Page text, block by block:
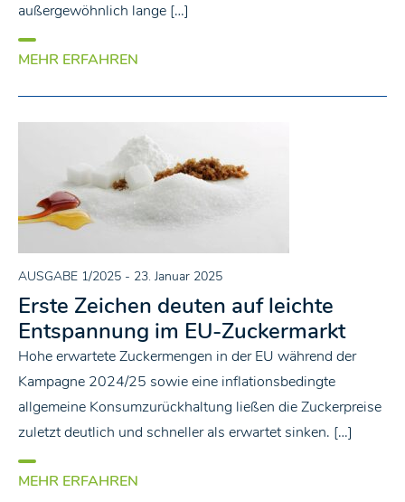
außergewöhnlich lange […]
MEHR ERFAHREN
AUSGABE 1/2025 - 23. Januar 2025
Erste Zeichen deuten auf leichte
Entspannung im EU-Zuckermarkt
Hohe erwartete Zuckermengen in der EU während der
Kampagne 2024/25 sowie eine inflationsbedingte
allgemeine Konsumzurückhaltung ließen die Zuckerpreise
zuletzt deutlich und schneller als erwartet sinken. […]
MEHR ERFAHREN